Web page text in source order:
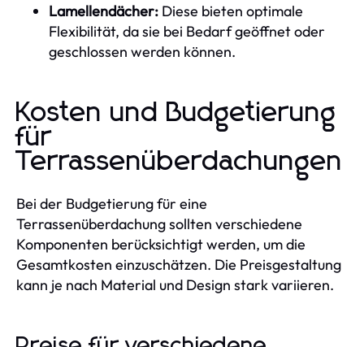
Lamellendächer: Diese bieten optimale
Flexibilität, da sie bei Bedarf geöffnet oder
geschlossen werden können.
Kosten und Budgetierung
für
Terrassenüberdachungen
Bei der Budgetierung für eine
Terrassenüberdachung sollten verschiedene
Komponenten berücksichtigt werden, um die
Gesamtkosten einzuschätzen. Die Preisgestaltung
kann je nach Material und Design stark variieren.